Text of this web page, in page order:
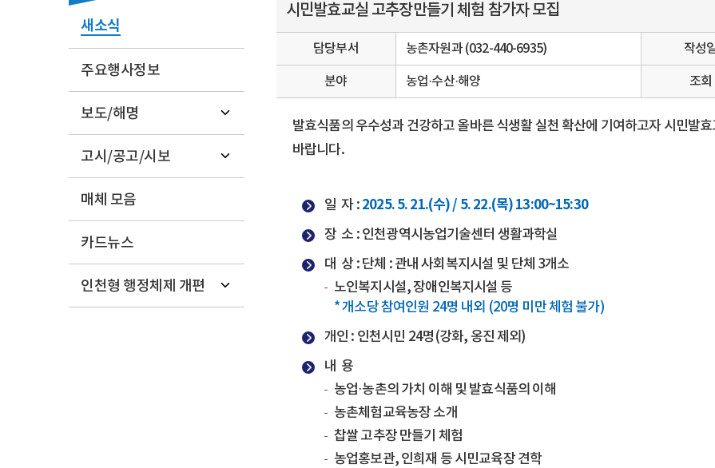
새소식
주요행사정보
보도/해명
고시/공고/시보
매체 모음
카드뉴스
인천형 행정체제 개편
시민발효교실 고추장만들기 체험 참가자 모집
담당부서 농촌자원과 (032-440-6935) 작성
분야 농업·수산·해양 조회
발효식품의 우수성과 건강하고 올바른 식생활 실천 확산에 기여하고자 시민발
바랍니다.
일 자 : 2025. 5. 21.(수) / 5. 22.(목) 13:00~15:30
장 소 : 인천광역시농업기술센터 생활과학실
대 상 : 단체 : 관내 사회복지시설 및 단체 3개소
노인복지시설, 장애인복지시설 등
* 개소당 참여인원 24명 내외 (20명 미만 체험 불가)
개인 : 인천시민 24명(강화, 옹진 제외)
내 용
농업·농촌의 가치 이해 및 발효식품의 이해
농촌체험교육농장 소개
찹쌀 고추장 만들기 체험
농업홍보관, 인희재 등 시민교육장 견학